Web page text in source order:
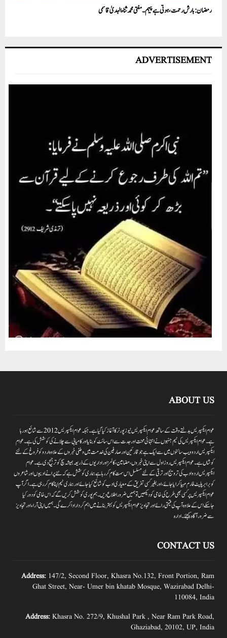
رمضان : بارش رحمت ، ہوتی ہے پیہم۔ مفتی محمد ثناء الہدیٰ قاسمی
ADVERTISEMENT
ABOUT US
عوام ایکسپریس بدلتے وقت کے ساتھ عوام ایکسپریس نیوز پورٹر کا آغاز کیا گیا ہے۔جبکہ عوام ایکسپریس 2012سے شائع ہورہا
ہے۔ عوام ایکسپریس کی ٹیم جنہوں نے انتہائی محنت اور جدت سے اس سائٹ کو بنایا اور کامیابی سے چلانے کی کوشش کی ہے۔عوام
ایکسپریس اردو ویب سائٹوں میں سے ایک ہے جو قارئین اور صارفین کی خدمت میں وطنی خبروں کے علاوہ اردو کو فروغ کے لئے
کوشاں ہے۔عوام ایکسپریس روز اول سے اپنی خبروں ،مضامین ،کالمز اور اداریوں کے ذریعہ ہمیشہ سچ کو ترجیح دی ہے۔عوام
ایکسپریس اردو ادب کی ترویج اور ترقی کے لئے مسلسل اس سمت کام کر رہا ہے ہماری کوشش ہے کہ نئے پرانے ادیبوں اور شاعروں
کو برابر پلیٹ فارم مہیا کرایا جائے،اور بغیر کسی تفریق کے معیاری ادب کو شائع کیا جائے اور ہماری ٹیم اپنا کام کر رہی ہے۔اگر آپ
عوام ایکسپریس پر کسی بھی طرح کی خامی کو دیکھیں تو ہمیں ضرور اطلاع دیں۔ہم پوری کوشش کریں گے کہ اس خامی کو دور کیا
جاسکے اس کے علاوہ آپ کی قیمتی رائے اور تجاویز عوام ایکسپریس کو بہتر بنانے میں اہم کردار اداکرے گی۔ہمیں اپنی آراءاور تجاویز
سے ضرور آگاہ کیجئے۔ ادارہ
CONTACT US
Address: 147/2, Second Floor, Khasra No.132, Front Portion, Ram
Ghat Street, Near- Umer bin khatab Mosque, Wazirabad Delhi-
110084, India
Address: Khasra No. 272/9, Khushal Park , Near Ram Park Road,
Ghaziabad, 20102, UP, India